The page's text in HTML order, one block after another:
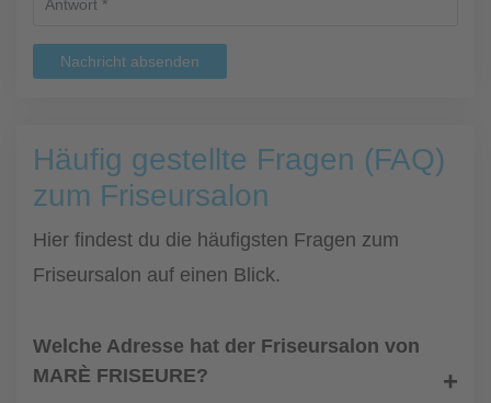
Nachricht absenden
Häufig gestellte Fragen (FAQ)
zum Friseursalon
Hier findest du die häufigsten Fragen zum
Friseursalon auf einen Blick.
Welche Adresse hat der Friseursalon von
MARÈ FRISEURE?